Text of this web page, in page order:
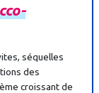
séquelles
des
croissant de